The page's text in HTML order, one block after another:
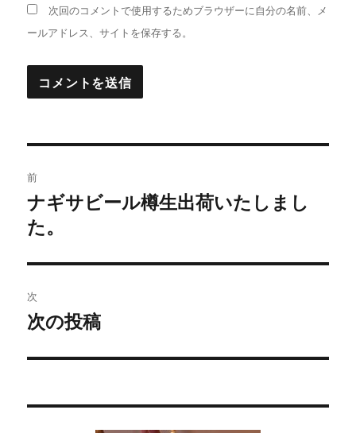
次回のコメントで使用するためブラウザーに自分の名前、メ
ールアドレス、サイトを保存する。
稿
ナ
ビ
ゲ
ー
シ
前
過
去
投
稿:
ナギサビール樽生出荷いたしまし
た。
次
次
投
次の投稿